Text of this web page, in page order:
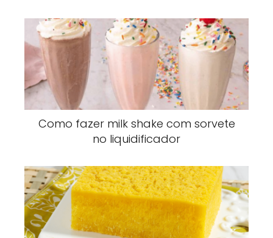
Como fazer milk shake com sorvete
no liquidificador